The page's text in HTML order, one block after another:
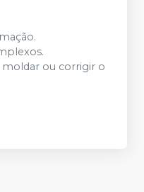
moldar ou corrigir o